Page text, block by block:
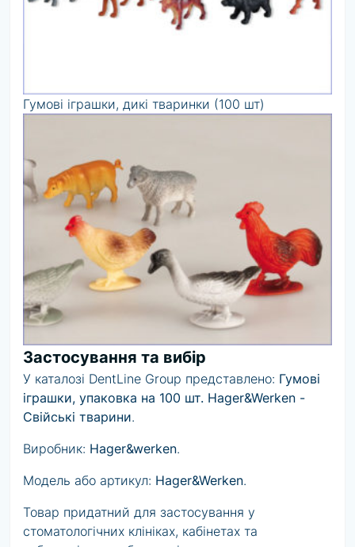
Гумові іграшки, дикі тваринки (100 шт)
Застосування та вибір
У каталозі DentLine Group представлено: Гумові
іграшки, упаковка на 100 шт. Hager&Werken -
Свійські тварини.
Виробник: Hager&werken.
Модель або артикул: Hager&Werken.
Товар придатний для застосування у
стоматологічних клініках, кабінетах та